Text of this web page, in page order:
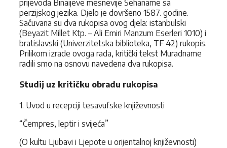
prijevoda Binaijeve mesnevije Sehaname sa
perzijskog jezika. Djelo je dovršeno 1587. godine.
Sačuvana su dva rukopisa ovog djela: istanbulski
(Beyazit Millet Ktp. – Ali Emiri Manzum Eserleri 1010) i
bratislavski (Univerzitetska biblioteka, TF 42) rukopis.
Prilikom izrade ovoga rada, kritički tekst Muradname
radili smo na osnovu navedena dva rukopisa.
Studij uz kritičku obradu rukopisa
1. Uvod u recepciji tesavufske književnosti
“Čempres, leptir i svijeća”
(O kultu Ljubavi i Ljepote u orijentalnoj književnosti)